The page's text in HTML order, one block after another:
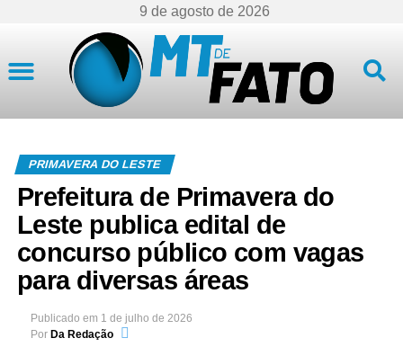
9 de agosto de 2026
PRIMAVERA DO LESTE
Prefeitura de Primavera do
Leste publica edital de
concurso público com vagas
para diversas áreas
Publicado em 1 de julho de 2026
Por Da Redação